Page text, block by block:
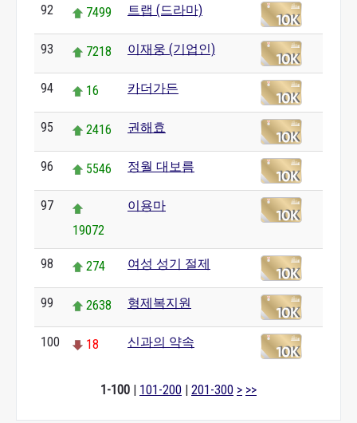
92 7499 트랩 (드라마)
93 7218 이재웅 (기업인)
94 16 카더가든
95 2416 권해효
96 5546 정월 대보름
97
19072
이용마
98 274 여성 성기 절제
99 2638 형제복지원
100 18 신과의 약속
1-100 | 101-200 | 201-300 > >>